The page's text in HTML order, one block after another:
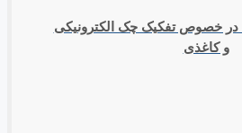
در خصوص تفکیک چک الکترونیکی
و کاغذی